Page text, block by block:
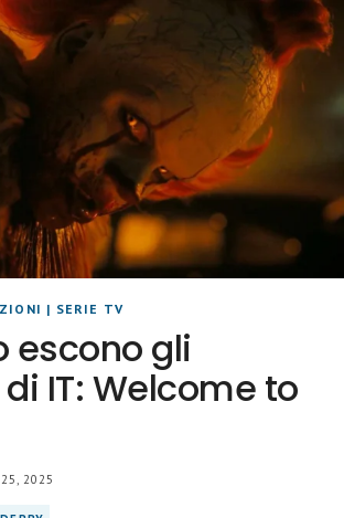
| SERIE TV
escono gli
IT: Welcome to
2025